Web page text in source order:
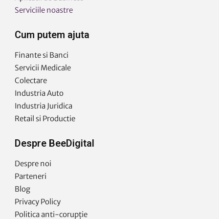
Serviciile noastre
Cum putem ajuta
Finante si Banci
Servicii Medicale
Colectare
Industria Auto
Industria Juridica
Retail si Productie
Despre BeeDigital
Despre noi
Parteneri
Blog
Privacy Policy
Politica anti-corupție